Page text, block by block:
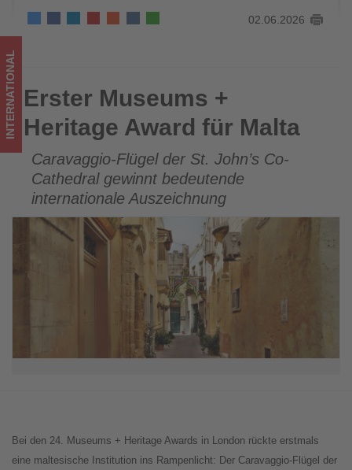
Wissen,
was
im
Tourismus
los
ist!
02.06.2026
Erster Museums + Heritage Award für Malta
INTERNATIONAL Erster Museums +
Heritage Award für Malta
Caravaggio-Flügel der St. John’s Co-
Cathedral gewinnt bedeutende
internationale Auszeichnung
Bei den 24. Museums + Heritage Awards in London rückte erstmals
eine maltesische Institution ins Rampenlicht: Der Caravaggio-Flügel der